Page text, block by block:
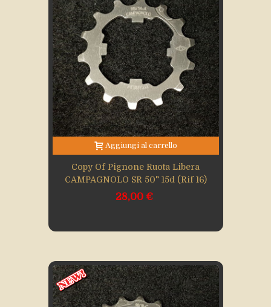
Aggiungi al carrello
Copy Of Pignone Ruota Libera
CAMPAGNOLO SR 50" 15d (Rif 16)
28,00 €